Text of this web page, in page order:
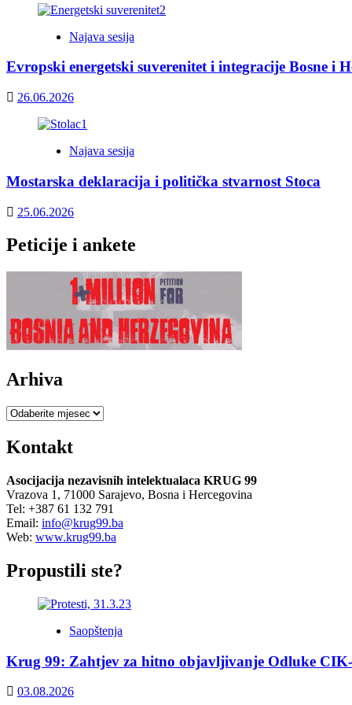
Najava sesija
Evropski energetski suverenitet i integracije Bosne i
26.06.2026
Najava sesija
Mostarska deklaracija i politička stvarnost Stoca
25.06.2026
Peticije i ankete
Arhiva
Arhiva
Kontakt
Asocijacija nezavisnih intelektualaca KRUG 99
Vrazova 1, 71000 Sarajevo, Bosna i Hercegovina
Tel: +387 61 132 791
Email: info@krug99.ba
Web: www.krug99.ba
Propustili ste?
Saopštenja
Krug 99: Zahtjev za hitno objavljivanje Odluke
03.08.2026